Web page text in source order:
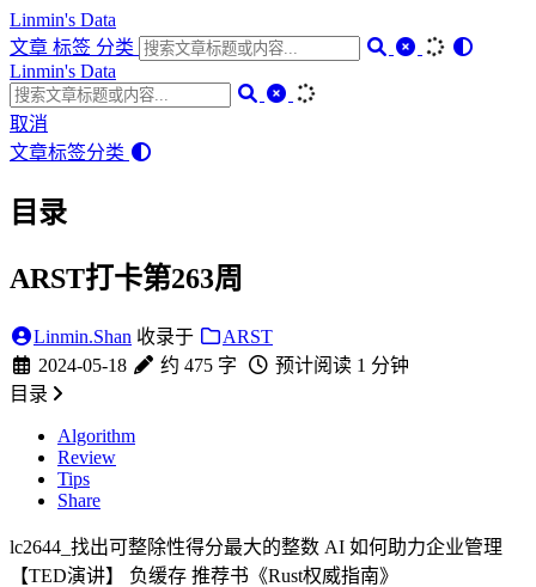
Linmin's Data
文章 标签 分类
Linmin's Data
取消
文章标签分类
目录
ARST打卡第263周
Linmin.Shan 收录于
ARST
2024-05-18
约 475 字
预计阅读 1 分钟
目录
Algorithm
Review
Tips
Share
lc2644_找出可整除性得分最大的整数 AI 如何助力企业管理
【TED演讲】 负缓存 推荐书《Rust权威指南》